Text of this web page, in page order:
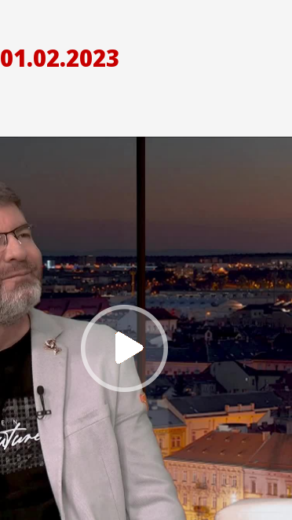
01.02.2023